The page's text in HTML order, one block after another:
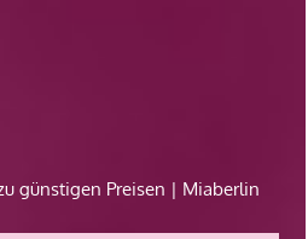
günstigen Preisen | Miaberlin